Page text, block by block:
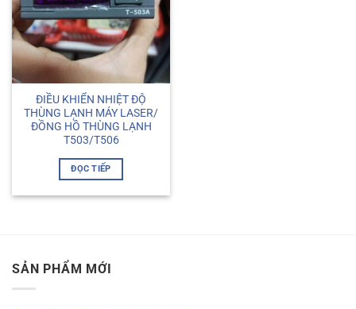
ĐIỀU KHIỂN NHIỆT ĐỘ
THÙNG LẠNH MÁY LASER/
ĐỒNG HỒ THÙNG LẠNH
T503/T506
ĐỌC TIẾP
SẢN PHẨM MỚI